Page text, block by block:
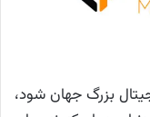
بزرگ جهان شود،